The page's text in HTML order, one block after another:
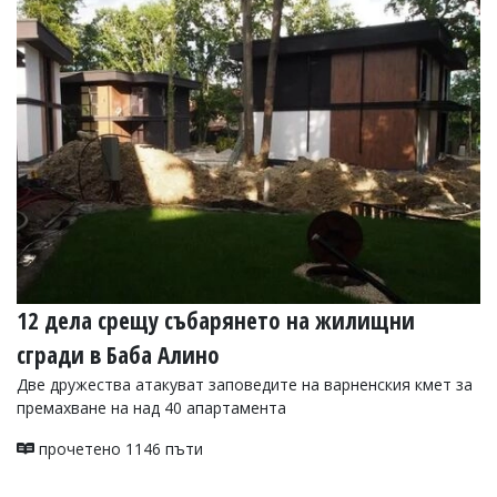
УКРАЙНА
СПОРТ
РАЗСЛЕДВАНЕ
БИЗНЕС
ЮГ
Управители:
Веселин
Василев,
email:
v.vasilev@flagman.bg
Катя
Касабова,
k.kassabova@flagman.bg
Главен
редактор:
Иван
Колев,
email:
12 дела срещу събарянето на жилищни
сгради в Баба Алино
Две дружества атакуват заповедите на варненския кмет за
премахване на над 40 апартамента
прочетено 1146 пъти